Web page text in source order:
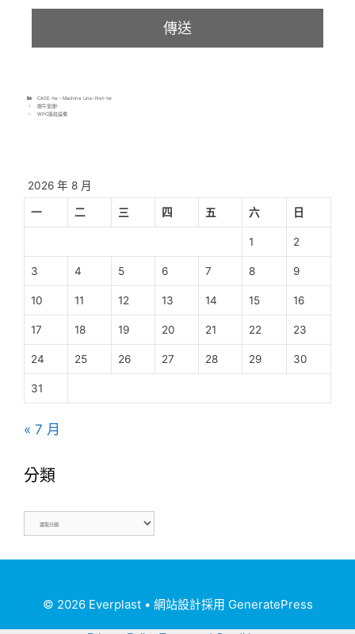
CASE-tw、 Machine Line-Net-tw
端午安康!
WPC造粒設備
2026 年 8 月
一 二 三 四 五 六 日
1 2
3 4 5 6 7 8 9
10 11 12 13 14 15 16
17 18 19 20 21 22 23
24 25 26 27 28 29 30
31
« 7 月
分類
© 2026 Everplast• 網站設計採用 GeneratePress